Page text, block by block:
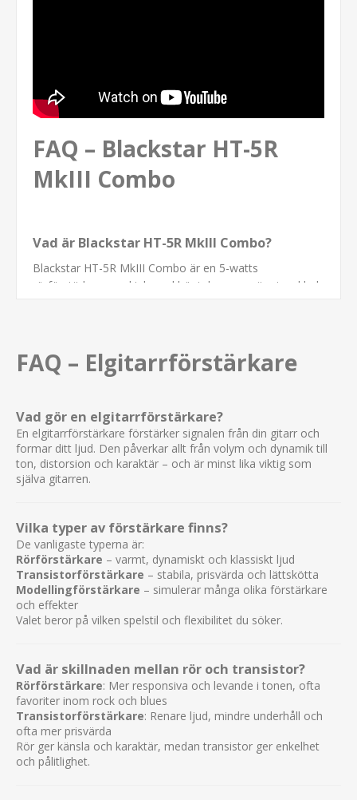
FAQ – Blackstar HT-5R
MkIII Combo
Vad är Blackstar HT-5R MkIII Combo?
Blackstar HT-5R MkIII Combo är en 5-watts
rörförstärkare med inbyggd högtalare som är utvecklad
Är HT-5R MkIII en rörförstärkare?
dynamik och respons.
Hur mycket effekt har HT-5R MkIII?
Förstärkaren levererar 5 watt och har dessutom
karakteristiska rörkänslan.
Hur många kanaler har HT-5R MkIII?
Den har två kanaler: Clean och Overdrive. Båda
kanalerna erbjuder dessutom två olika voicings för ökad
flexibilitet.
Ja, den är särskilt populär för hemmabruk eftersom den
erbjuder äkta rörljud även vid låga volymer.
Kan HT-5R MkIII användas för repetitioner
och mindre spelningar?
Ja, 5 watt rörkraft räcker för många
repetitionssituationer och mindre livespelningar, särskilt
FAQ – Elgitarrförstärkare
Vad gör en elgitarrförstärkare?
En elgitarrförstärkare förstärker signalen från din gitarr och
formar ditt ljud. Den påverkar allt från volym och dynamik till
ton, distorsion och karaktär – och är minst lika viktig som
själva gitarren.
Vilka typer av förstärkare finns?
De vanligaste typerna är:
Rörförstärkare – varmt, dynamiskt och klassiskt ljud
Transistorförstärkare – stabila, prisvärda och lättskötta
Modellingförstärkare – simulerar många olika förstärkare
och effekter
Valet beror på vilken spelstil och flexibilitet du söker.
Vad är skillnaden mellan rör och transistor?
Rörförstärkare: Mer responsiva och levande i tonen, ofta
favoriter inom rock och blues
Transistorförstärkare: Renare ljud, mindre underhåll och
ofta mer prisvärda
Rör ger känsla och karaktär, medan transistor ger enkelhet
och pålitlighet.